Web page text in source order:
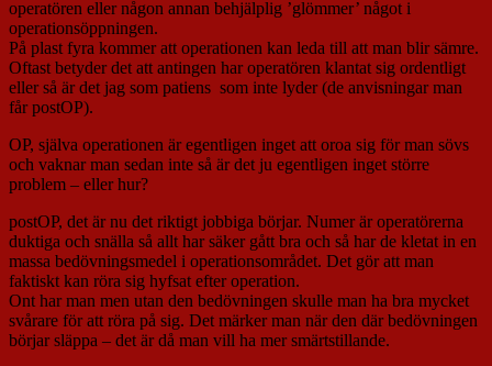
operatören eller någon annan behjälplig ’glömmer’ något i
operationsöppningen.
På plast fyra kommer att operationen kan leda till att man blir sämre.
Oftast betyder det att antingen har operatören klantat sig ordentligt
eller så är det jag som patiens som inte lyder (de anvisningar man
får postOP).
OP, själva operationen är egentligen inget att oroa sig för man sövs
och vaknar man sedan inte så är det ju egentligen inget större
problem – eller hur?
postOP, det är nu det riktigt jobbiga börjar. Numer är operatörerna
duktiga och snälla så allt har säker gått bra och så har de kletat in en
massa bedövningsmedel i operationsområdet. Det gör att man
faktiskt kan röra sig hyfsat efter operation.
Ont har man men utan den bedövningen skulle man ha bra mycket
svårare för att röra på sig. Det märker man när den där bedövningen
börjar släppa – det är då man vill ha mer smärtstillande.